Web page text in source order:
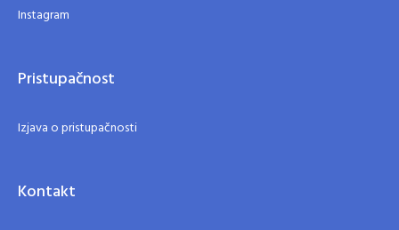
Instagram
Pristupačnost
Izjava o pristupačnosti
Kontakt